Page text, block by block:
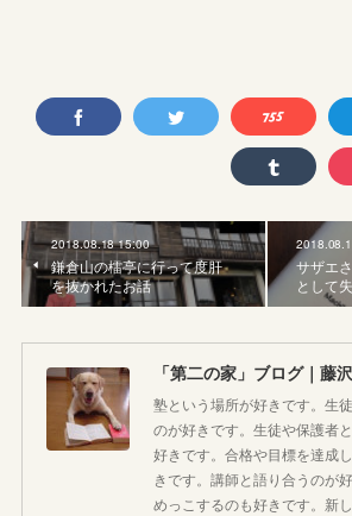
2018.08.18 15:00
鎌倉山の檑亭に行って度肝
を抜かれたお話
サザエ
として
塾という場所が好きです。生
のが好きです。生徒や保護者
好きです。合格や目標を達成
きです。講師と語り合うのが
めっこするのも好きです。新